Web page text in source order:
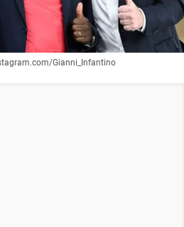
Gianni_Infantino